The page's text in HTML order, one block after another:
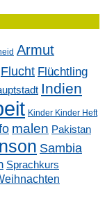
Armut
Flucht Flüchtling
Indien
Kinder Kinder Heft
malen Pakistan
Sambia
Sprachkurs